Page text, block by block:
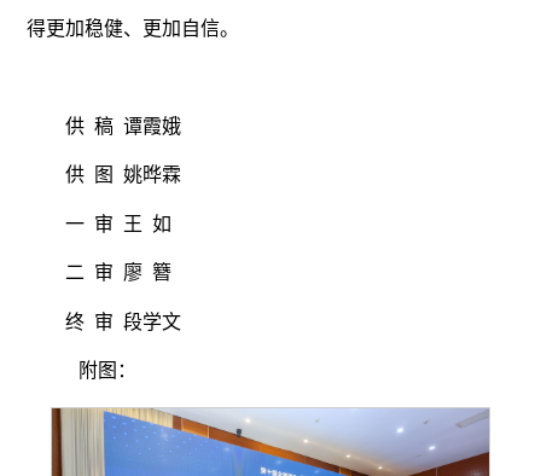
得更加稳健、更加自信。
供 稿 谭霞娥
供 图 姚晔霖
一 审 王 如
二 审 廖 簪
终 审 段学文
附图：